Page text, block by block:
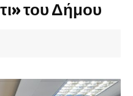
του Δήμου